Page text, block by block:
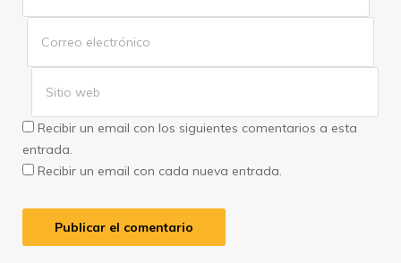
Recibir un email con los siguientes comentarios a esta
entrada.
Recibir un email con cada nueva entrada.